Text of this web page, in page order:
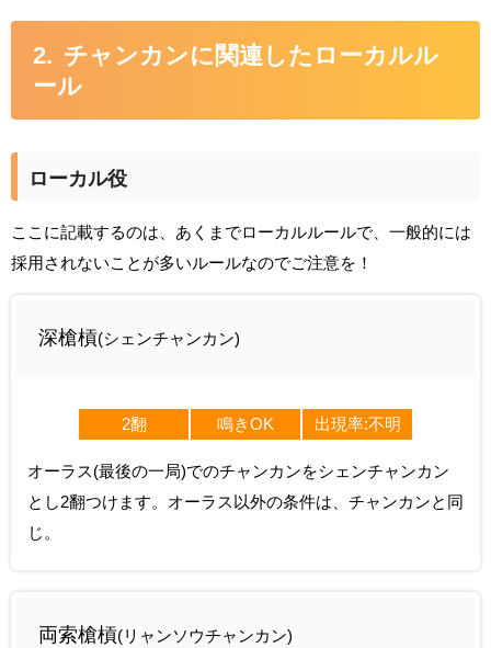
チャンカンに関連したローカルル
ール
ローカル役
ここに記載するのは、あくまでローカルルールで、一般的には
採用されないことが多いルールなのでご注意を！
深槍槓(シェンチャンカン)
2翻 鳴きOK 出現率:不明
オーラス(最後の一局)でのチャンカンをシェンチャンカン
とし2翻つけます。オーラス以外の条件は、チャンカンと同
じ。
両索槍槓(リャンソウチャンカン)